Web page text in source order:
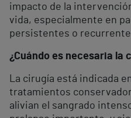
impacto de la
vida, especialmente en
persistentes o
¿Cuándo es necesaria la
La cirugía está indicada
tratamientos
alivian el sangrado